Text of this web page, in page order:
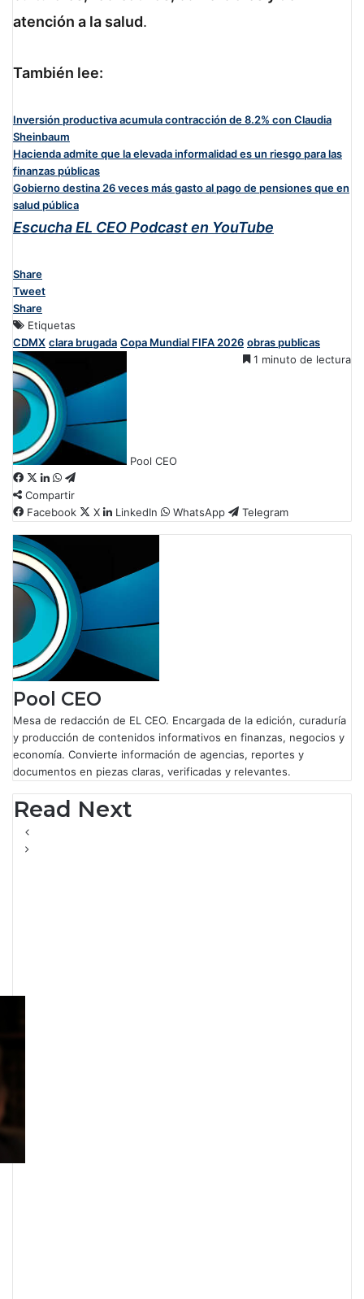
atención a la salud.
También lee:
Inversión productiva acumula contracción de 8.2% con Claudia
Sheinbaum
Hacienda admite que la elevada informalidad es un riesgo para las
finanzas públicas
Gobierno destina 26 veces más gasto al pago de pensiones que en
salud pública
Escucha EL CEO Podcast en YouTube
Share
Tweet
Share
Etiquetas
CDMX clara brugada Copa Mundial FIFA 2026 obras publicas
Pool CEO
1 minuto de lectura
F
a
c
b
o
o
k
X L
i
n
d
I
n
W
h
a
A
p
p
l
a
m
Compartir
Facebook
X LinkedIn WhatsApp Telegram
Pool CEO
Mesa de redacción de EL CEO. Encargada de la edición, curaduría
y producción de contenidos informativos en finanzas, negocios y
economía. Convierte información de agencias, reportes y
documentos en piezas claras, verificadas y relevantes.
Read Next